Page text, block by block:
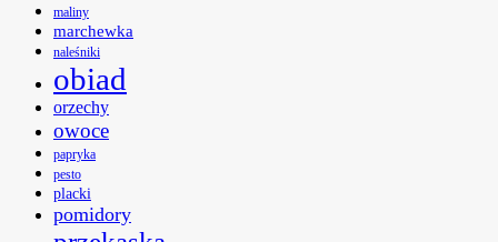
maliny
marchewka
naleśniki
obiad
orzechy
owoce
papryka
pesto
placki
pomidory